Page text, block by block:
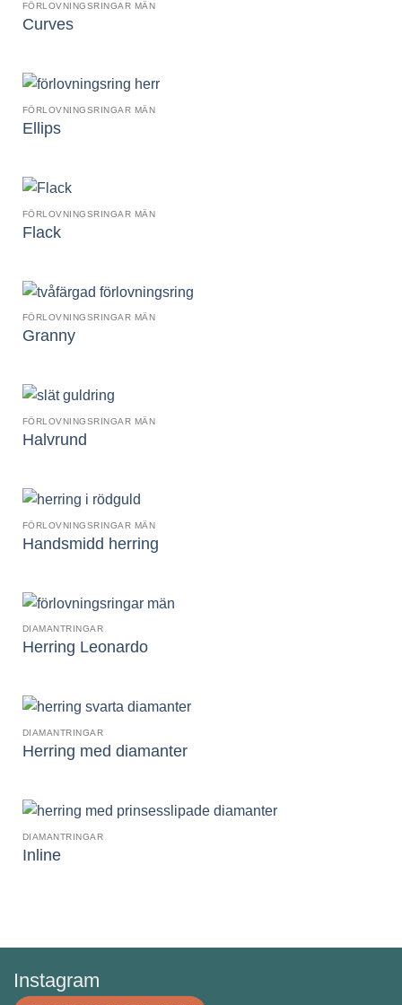
FÖRLOVNINGSRINGAR MÄN
Curves
FÖRLOVNINGSRINGAR MÄN
Ellips
FÖRLOVNINGSRINGAR MÄN
Flack
FÖRLOVNINGSRINGAR MÄN
Granny
FÖRLOVNINGSRINGAR MÄN
Halvrund
FÖRLOVNINGSRINGAR MÄN
Handsmidd herring
DIAMANTRINGAR
Herring Leonardo
DIAMANTRINGAR
Herring med diamanter
DIAMANTRINGAR
Inline
Instagram